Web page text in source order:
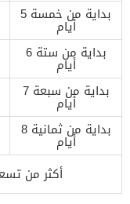
بداية من خمسة 5
أيام
بداية من ستة 6
أيام
بداية من سبعة 7
أيام
بداية من ثمانية 8
أيام
أكثر من تسعة 9